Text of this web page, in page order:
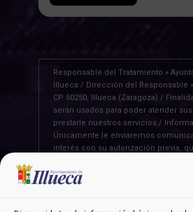
Responsable del Tratamiento »
Illueca / Dirección del Responsable
CP 50250, Illueca (Zaragoza) /
serán usados para poder atender
prestarle nuestros servicios /
Únicamente le enviaremos
interés con su autorización previa,
establecida al efecto / Legitimación »
trataremos sus datos con su